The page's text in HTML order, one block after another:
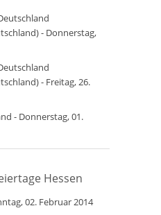
- Donnerstag,
- Freitag, 26.
- Donnerstag, 01.
Hessen
02. Februar 2014